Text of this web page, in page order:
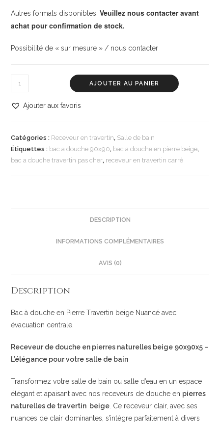
Autres formats disponibles.Veuillez nous contacter avant
achat pour confirmation de stock.
Possibilité de « sur mesure » / nous contacter
AJOUTER AU PANIER
Ajouter aux favoris
Catégories : Receveur en travertin, Salle de bain
Étiquettes : bac a douche 90x90, bac a douche en pierre beige,
bac a douche travertin pas cher, receveur en travertin carré
DESCRIPTION
INFORMATIONS COMPLÉMENTAIRES
AVIS (0)
Description
Bac à douche en Pierre Travertin beige Nuancé avec
évacuation centrale.
Receveur de douche en pierres naturelles beige 90x90x5 –
L’élégance pour votre salle de bain
Transformez votre salle de bain ou salle d’eau en un espace
élégant et apaisant avec nos receveurs de douche en pierres
naturelles de travertin beige . Ce receveur clair, avec ses
nuances de clair dominantes, s’intègre parfaitement à divers